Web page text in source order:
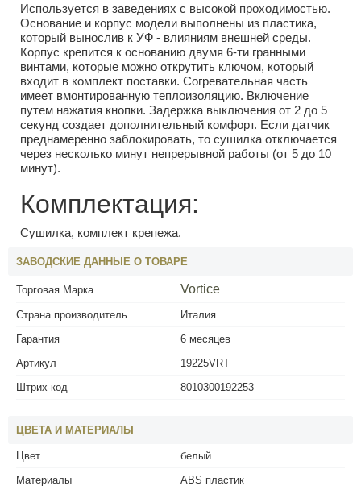
Используется в заведениях с высокой проходимостью.
Основание и корпус модели выполнены из пластика,
который вынослив к УФ - влияниям внешней среды.
Корпус крепится к основанию двумя 6-ти гранными
винтами, которые можно открутить ключом, который
входит в комплект поставки. Согревательная часть
имеет вмонтированную теплоизоляцию. Включение
путем нажатия кнопки. Задержка выключения от 2 до 5
секунд создает дополнительный комфорт. Если датчик
преднамеренно заблокировать, то сушилка отключается
через несколько минут непрерывной работы (от 5 до 10
минут).
Комплектация:
Сушилка, комплект крепежа.
ЗАВОДСКИЕ ДАННЫЕ О ТОВАРЕ
Торговая Марка Vortice
Страна производитель
Италия
Гарантия
6 месяцев
Артикул
19225VRT
Штрих-код
8010300192253
ЦВЕТА И МАТЕРИАЛЫ
Цвет
белый
Материалы
ABS пластик